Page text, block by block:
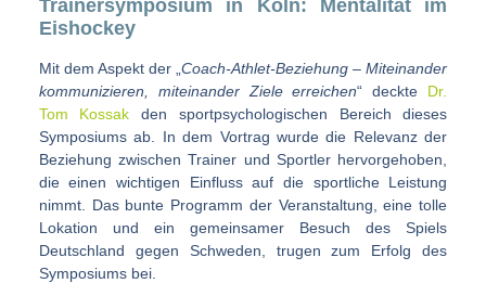
Trainersymposium in Köln: Mentalität im
Eishockey
Mit dem Aspekt der „Coach-Athlet-Beziehung – Miteinander
kommunizieren, miteinander Ziele erreichen“ deckte Dr.
Tom Kossak den sportpsychologischen Bereich dieses
Symposiums ab. In dem Vortrag wurde die Relevanz der
Beziehung zwischen Trainer und Sportler hervorgehoben,
die einen wichtigen Einfluss auf die sportliche Leistung
nimmt. Das bunte Programm der Veranstaltung, eine tolle
Lokation und ein gemeinsamer Besuch des Spiels
Deutschland gegen Schweden, trugen zum Erfolg des
Symposiums bei.